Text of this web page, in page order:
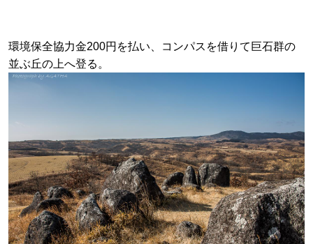
環境保全協力金200円を払い、コンパスを借りて巨石群の
並ぶ丘の上へ登る。